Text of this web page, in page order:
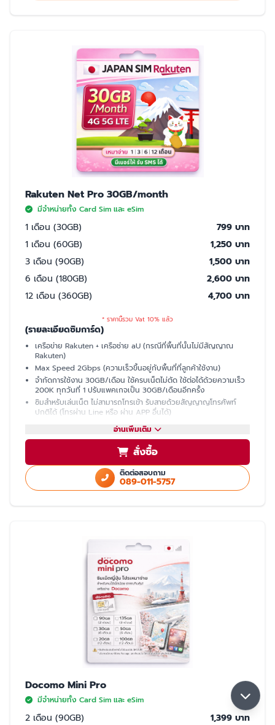
Rakuten Net Pro 30GB/month
มีจำหน่ายทั้ง Card Sim และ eSim
1 เดือน (30GB)
799 บาท
1 เดือน (60GB)
1,250 บาท
3 เดือน (90GB)
1,500 บาท
6 เดือน (180GB)
2,600 บาท
12 เดือน (360GB)
4,700 บาท
* ราคานี้รวม Vat 10% แล้ว
(รายละเอียดซิมการ์ด)
เครือข่าย Rakuten + เครือช่าย aU (กรณีที่พื้นที่นั้นไม่มีสัญญาณ
Rakuten)
Max Speed 2Gbps (ความเร็วขึ้นอยู่กับพื้นที่ที่ลูกค้าใช้งาน)
จำกัดการใช้งาน 30GB/เดือน ใช้ครบเน็ตไม่ตัด ใช้ต่อได้ด้วยความเร็ว
200K ทุกวันที่ 1 ปรับแพคเกจเป็น 30GB/เดือนอีกครั้ง
ซิมสำหรับเล่นเน็ต ไม่สามารถโทรเข้า รับสายด้วยสัญญาญโทรศัพท์
ปกติได้ (โทรผ่าน Line หรือ ผ่าน APP อื่นได้)
มีเบอร์ให้ รับ SMS ได้ (ใช้ซื้อบัตรคอนเสิร์ต, ซื้อของออนไลน์, เปิดบัญชี
แชร์ฮอตสปอต (Hotspot)ไม่ได้
ใช้สำเนา Passport หรือ สำเนาบัตรประชาชนในการสั่งซื้อ
ใช้ได้เฉพาะในประเทศญี่ปุ่นเท่านั้น
มี 2 แบบให้เลือก ซิมปกติ และ eSim
5GB หากใช้ครบ 5GB ความเร็วจะลดลงเหลือ 200K จนกว่าลูกค้าจะย้ายพื้นที่ที่มี
สัญญาน Rakuten ความเร็วจะกลับมาปกติ 30GB/เดือน
อ่านเพิ่มเติม
สั่งซื้อ
ติดต่อสอบถาม
089-011-5757
Docomo Mini Pro
มีจำหน่ายทั้ง Card Sim และ eSim
2 เดือน (90GB) 1,399 บาท